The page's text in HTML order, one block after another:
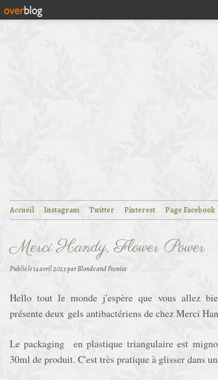
Accueil Instagram Twitter Pinterest Page Facebook
Merci Handy, Flower Power
Publié le14 avril 2023par Blonde and Peonies
Hello tout le monde j'espère que vous allez
présente deux gels antibactériens de chez Merci
Le packaging en plastique triangulaire est
30ml de produit. C'est très pratique à glisser dans